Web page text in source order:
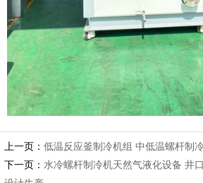
上一页：低温反应釜制冷机组 中低温螺杆制
下一页：水冷螺杆制冷机天然气液化设备 井